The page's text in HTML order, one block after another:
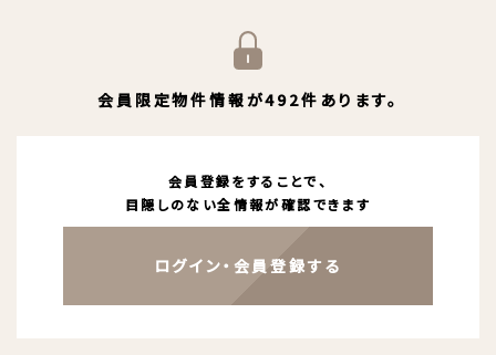
会員限定物件情報が492件あります。
会員登録をすることで、
目隠しのない全情報が確認できます
ログイン・会員登録する